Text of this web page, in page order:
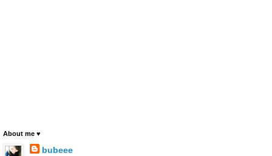
About me ♥
bubeee